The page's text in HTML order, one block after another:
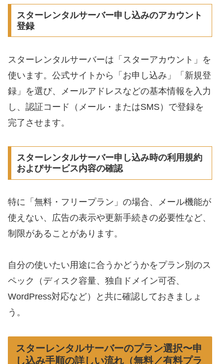
スターレンタルサーバー申し込みのアカウント
登録
スターレンタルサーバーは「スターアカウント」を
使います。公式サイトから「お申し込み」「新規登
録」を選び、メールアドレスなどの基本情報を入力
し、認証コード（メール・またはSMS）で登録を
完了させます。
スターレンタルサーバー申し込み時の利用規約
およびサービス内容の確認
特に「無料・フリープラン」の場合、メール機能が
使えない、広告の表示や更新手続きの必要性など、
制限があることがあります。
自分の使いたい用途に合うかどうかをプラン別のス
ペック（ディスク容量、独自ドメイン可否、
WordPress対応など）と共に確認しておきましょ
う。
スターレンタルサーバーのプラン選択〜申
し込み手順の詳しい流れ（無料／有料プラ